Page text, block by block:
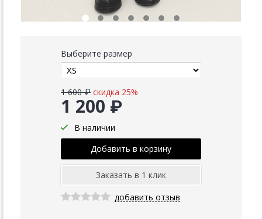
Выберите размер
1 200 ₽
1 600 ₽ скидка 25%
В наличии
добавить отзыв